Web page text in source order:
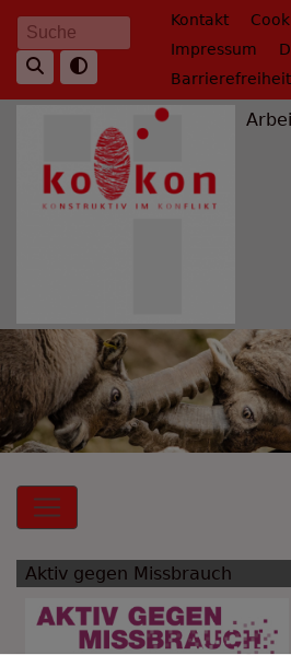
Direkt
zum
Inhalt
Suche
Kontakt
Impressum
Hauptnavigation
Aktiv gegen Missbrauch